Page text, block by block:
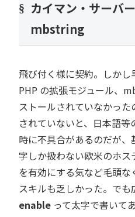
カイマン・サーバ
mbstring
飛び付く様に契約。しかし
PHP の拡張モジュール、
ストールされていなかっ
されていないと、日本語
時に不具合があるのだが
字しか扱わない欧米のホ
を有効にする気など毛頭
スキルも乏しかった。で
enable って太字で書い